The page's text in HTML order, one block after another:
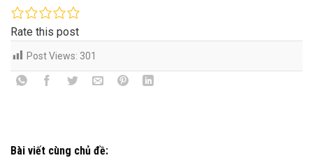
Rate this post
Post Views: 301
Bài viết cùng chủ đề: